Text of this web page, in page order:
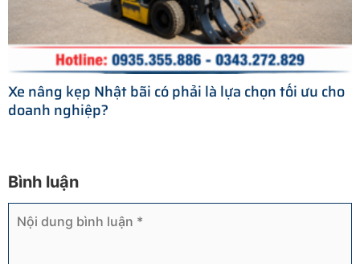
Xe nâng kẹp Nhật bãi có phải là lựa chọn tối ưu cho
doanh nghiệp?
Bình luận